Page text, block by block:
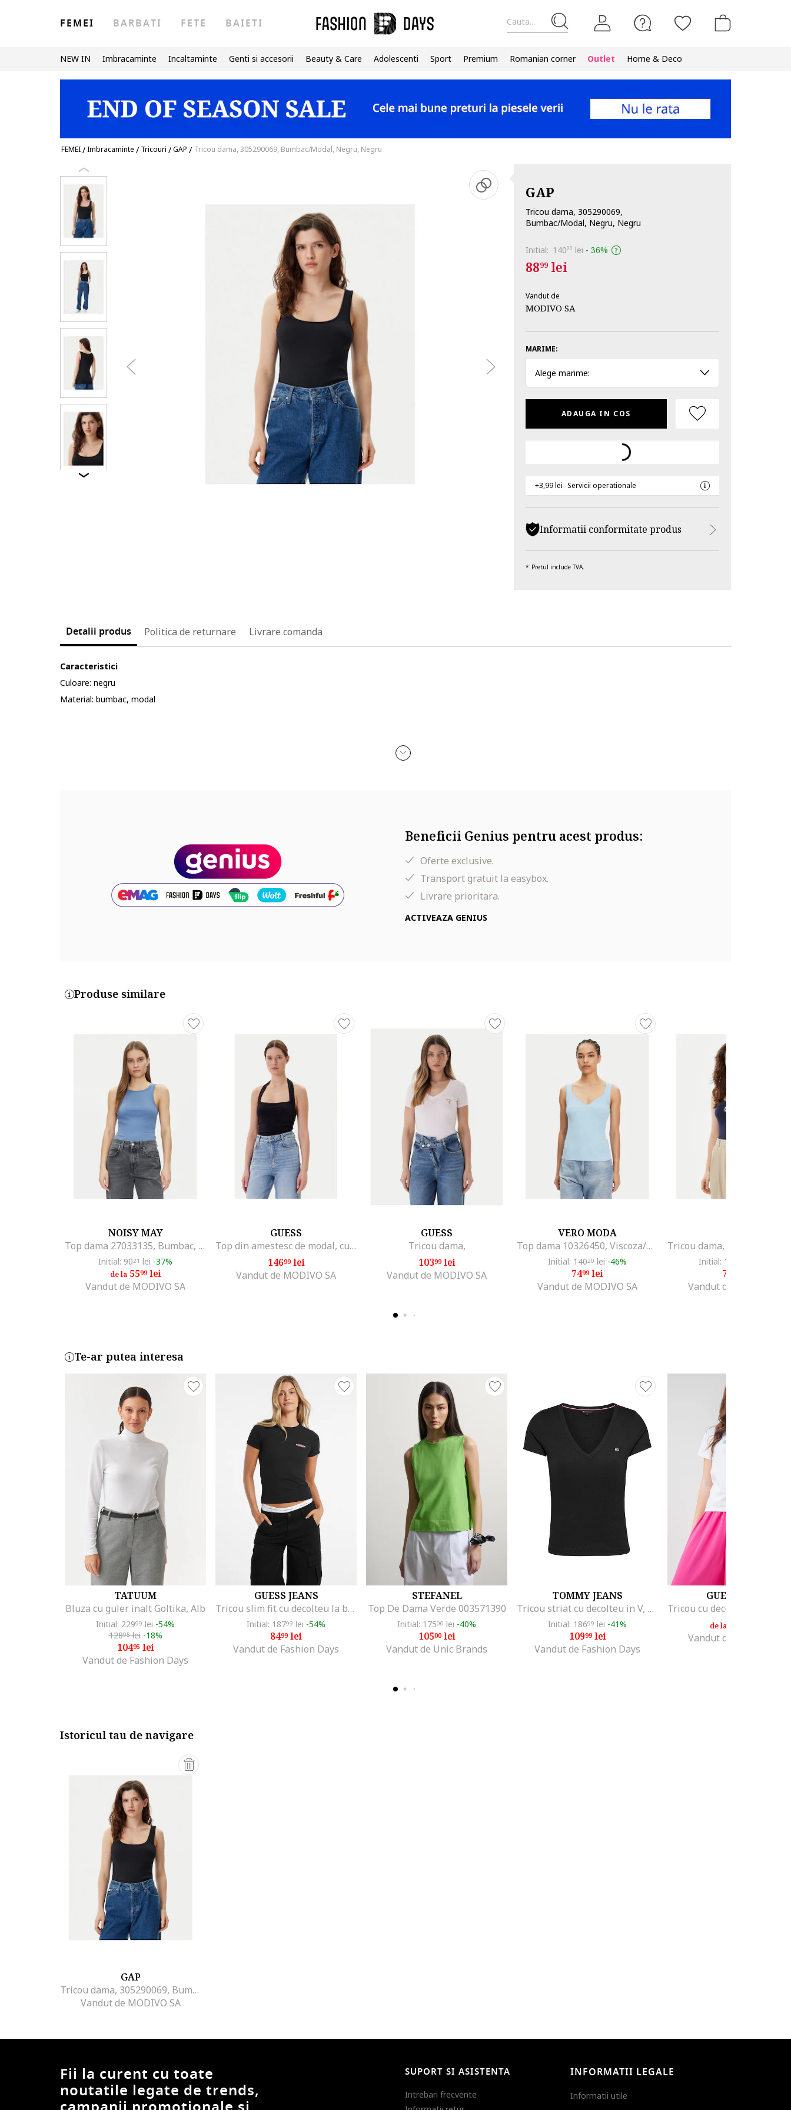
Cauta...
FEMEI BARBATI FETE BAIETI
NEW IN Imbracaminte Incaltaminte Genti si accesorii Beauty & Care Adolescenti Sport Premium Romanian corner Outlet Home & Deco
FEMEI/Imbracaminte / Tricouri /GAP / Tricou dama, 305290069, Bumbac/Modal, Negru, Negru
GAP
Tricou dama, 305290069,
Bumbac/Modal, Negru, Negru
Initial: 14020 lei - 36%
8899lei
Vandut de
MODIVO SA
MARIME:
Alege marime:
ADAUGA IN COS
+3,99 lei Servicii operationale
Informatii conformitate produs
Pretul include TVA.
Detalii produs Politica de returnare Livrare comanda
Caracteristici
Culoare: negru
Material: bumbac, modal
Beneficii Genius pentru acest produs:
Oferte exclusive.
Transport gratuit la easybox.
Livrare prioritara.
ACTIVEAZA GENIUS
Produse similare
NOISY MAY
Top dama 27033135, Bumbac, Albastru, Albastru
Initial: 9021 lei -37%
de la5599lei
Vandut de MODIVO SA
GUESS
Top din amestesc de modal, cu decolteu halter, Negru
14699lei
Vandut de MODIVO SA
GUESS
Tricou dama,
10399lei
Vandut de MODIVO SA
VERO MODA
Top dama 10326450, Viscoza/Poliester, Albastru deschis, Albastru deschis
Initial: 14020 lei -46%
7499lei
Vandut de MODIVO SA
Initial: 110
73
Vandut de MODIVO SA
Te-ar putea interesa
TATUUM
Bluza cu guler inalt Goltika, Alb
Initial: 22999 lei -54%
12895lei -18%
10495lei
Vandut de Fashion Days
GUESS JEANS
Tricou slim fit cu decolteu la baza gatului, Alb/Negru/Rosu stins
Initial: 18799 lei -54%
8499lei
Vandut de Fashion Days
STEFANEL
Top De Dama Verde 003571390
Initial: 17500 lei -40%
10500lei
Vandut de Unic Brands
TOMMY JEANS
Tricou striat cu decolteu in V, Negru
Initial: 18699 lei -41%
10999lei
Vandut de Fashion Days
GUESS JEANS
de la
Vandut de MODIVO SA
Istoricul tau de navigare
GAP
Tricou dama, 305290069, Bumbac/Modal, Negru, Negru
Vandut de MODIVO SA
Fii la curent cu toate
noutatile legate de trends,
SUPORT SI ASISTENTA
Intrebari frecvente
INFORMATII LEGALE
Informatii utile